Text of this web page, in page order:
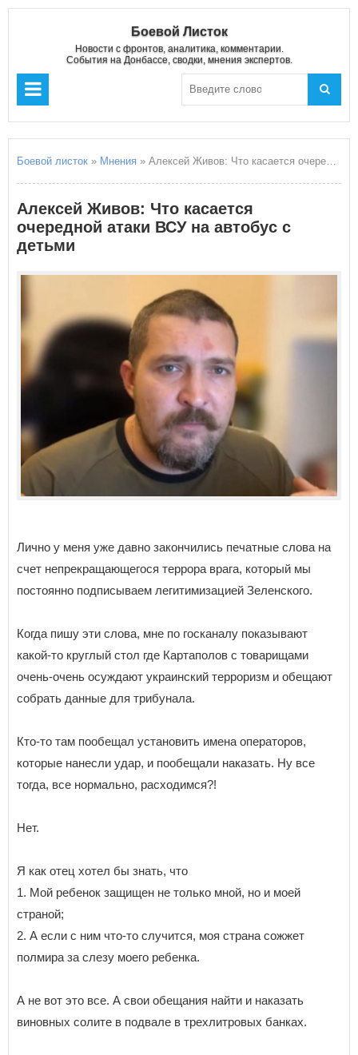
Боевой Листок
Новости с фронтов, аналитика, комментарии.
События на Донбассе, сводки, мнения экспертов.
Боевой листок » Мнения » Алексей Живов: Что касается очередной атаки ВСУ на автобус с детьми
Алексей Живов: Что касается
очередной атаки ВСУ на автобус с
детьми
Лично у меня уже давно закончились печатные слова на
счет непрекращающегося террора врага, который мы
постоянно подписываем легитимизацией Зеленского.
Когда пишу эти слова, мне по госканалу показывают
какой-то круглый стол где Картаполов с товарищами
очень-очень осуждают украинский терроризм и обещают
собрать данные для трибунала.
Кто-то там пообещал установить имена операторов,
которые нанесли удар, и пообещали наказать. Ну все
тогда, все нормально, расходимся?!
Нет.
Я как отец хотел бы знать, что
1. Мой ребенок защищен не только мной, но и моей
страной;
2. А если с ним что-то случится, моя страна сожжет
полмира за слезу моего ребенка.
А не вот это все. А свои обещания найти и наказать
виновных солите в подвале в трехлитровых банках.